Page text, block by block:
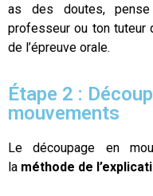
as des doutes,
professeur ou ton tuteur
de l’épreuve orale.
Étape 2 :
mouvements
Le découpage en
la méthode de